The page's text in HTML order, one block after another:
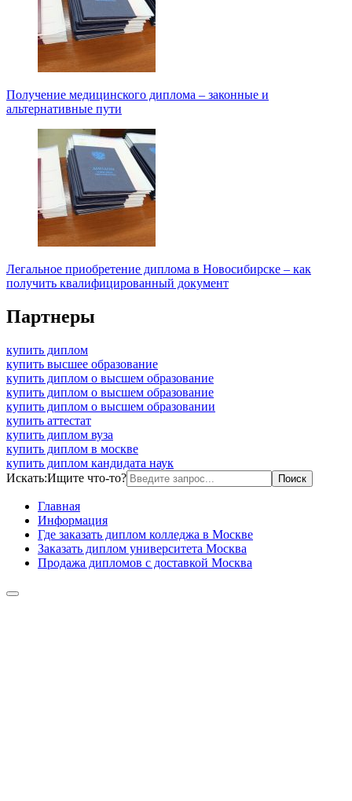
Получение медицинского диплома – законные и
альтернативные пути
Легальное приобретение диплома в Новосибирске – как
получить квалифицированный документ
Партнеры
купить диплом
купить высшее образование
купить диплом о высшем образование
купить диплом о высшем образование
купить диплом о высшем образовании
купить аттестат
купить диплом вуза
купить диплом в москве
купить диплом кандидата наук
Искать:Ищите что-то?
Главная
Информация
Где заказать диплом колледжа в Москве
Заказать диплом университета Москва
Продажа дипломов с доставкой Москва